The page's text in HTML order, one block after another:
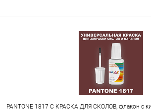
PANTONE 1817 C КРАСКА ДЛЯ СКОЛОВ, флакон с